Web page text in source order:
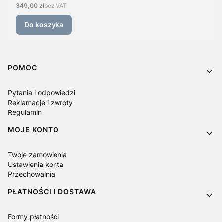
Cena
349,00 złbez VAT
Do koszyka
Linki w stopce
POMOC
Pytania i odpowiedzi
Reklamacje i zwroty
Regulamin
MOJE KONTO
Twoje zamówienia
Ustawienia konta
Przechowalnia
PŁATNOŚCI I DOSTAWA
Formy płatności